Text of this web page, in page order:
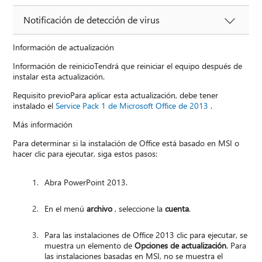
Notificación de detección de virus
Información de actualización
Información de reinicioTendrá que reiniciar el equipo después de
instalar esta actualización.
Requisito previoPara aplicar esta actualización, debe tener
instalado elService Pack 1 de Microsoft Office de 2013 .
Más información
Para determinar si la instalación de Office está basado en MSI o
hacer clic para ejecutar, siga estos pasos:
Abra PowerPoint 2013.
En el menúarchivo, seleccione lacuenta.
Para las instalaciones de Office 2013 clic para ejecutar, se
muestra un elemento deOpciones de actualización. Para
las instalaciones basadas en MSI, no se muestra el